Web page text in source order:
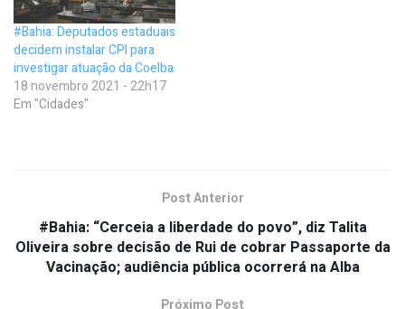
#Bahia: Deputados estaduais
decidem instalar CPI para
investigar atuação da Coelba
18 novembro 2021 - 22h17
Em "Cidades"
Post Anterior
#Bahia: “Cerceia a liberdade do povo”, diz Talita
Oliveira sobre decisão de Rui de cobrar Passaporte da
Vacinação; audiência pública ocorrerá na Alba
Próximo Post